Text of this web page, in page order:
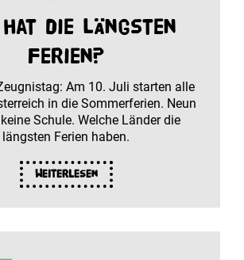
hat die längsten
Ferien?
Am 10. Juli starten alle
in die Sommerferien. Neun
Schule. Welche Länder die
längsten Ferien haben.
Weiterlesen